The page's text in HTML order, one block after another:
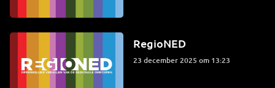
RegioNED
23 december 2025 om 13:23